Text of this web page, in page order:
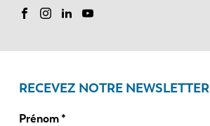
RECEVEZ NOTRE NEWSLETTER
Prénom